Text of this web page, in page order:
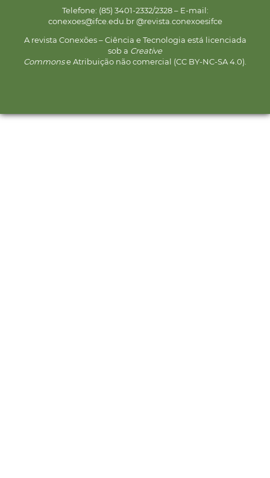
Telefone: (85) 3401-2332/2328 – E-mail:
conexoes@ifce.edu.br @revista.conexoesifce
A revista Conexões – Ciência e Tecnologia está licenciada
sob a Creative
Commonse Atribuição não comercial (CC BY-NC-SA 4.0).